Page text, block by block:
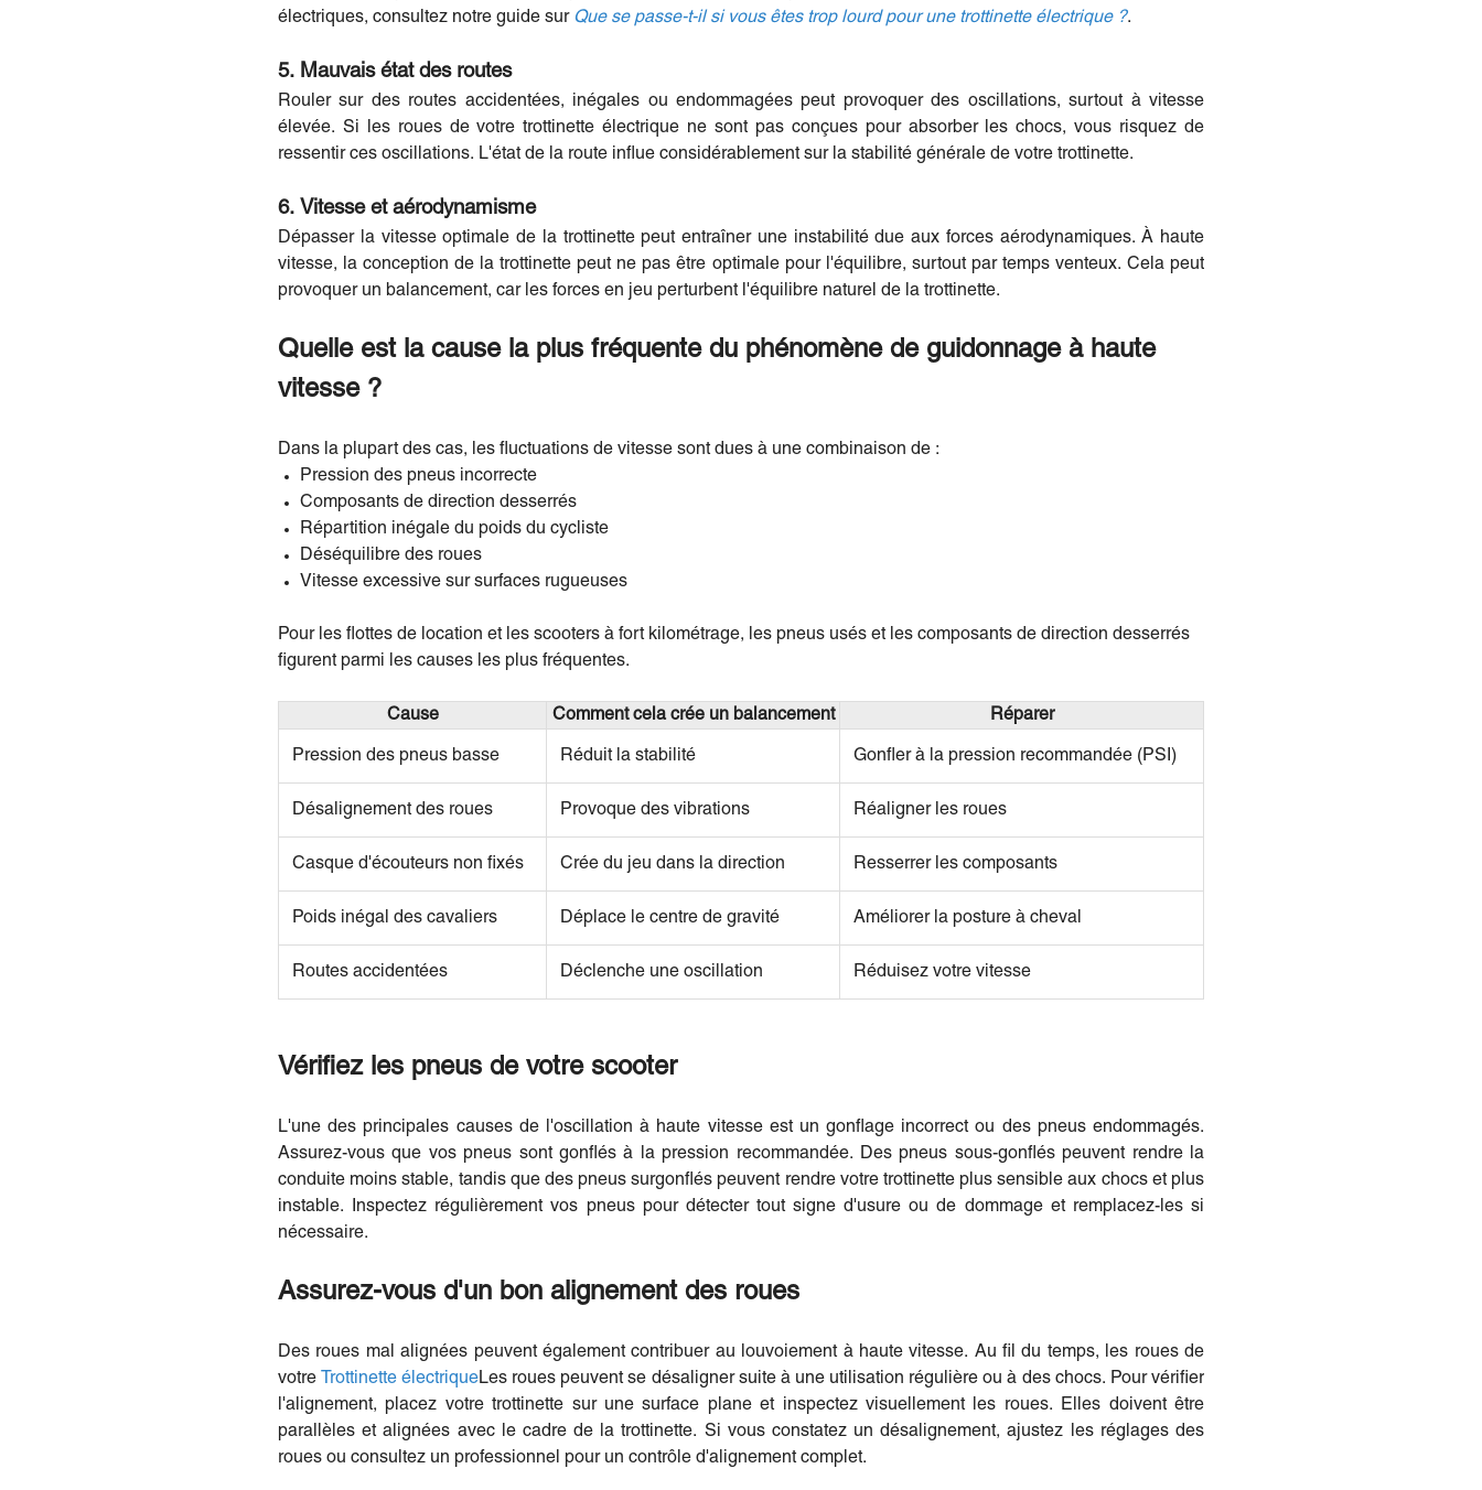
électriques, consultez notre guide sur Que se passe-t-il si vous êtes trop lourd pour une trottinette électrique ?.
5. Mauvais état des routes
Rouler sur des routes accidentées, inégales ou endommagées peut provoquer des oscillations, surtout à vitesse
élevée. Si les roues de votre trottinette électrique ne sont pas conçues pour absorber les chocs, vous risquez de
ressentir ces oscillations. L'état de la route influe considérablement sur la stabilité générale de votre trottinette.
6. Vitesse et aérodynamisme
Dépasser la vitesse optimale de la trottinette peut entraîner une instabilité due aux forces aérodynamiques. À haute
vitesse, la conception de la trottinette peut ne pas être optimale pour l'équilibre, surtout par temps venteux. Cela peut
provoquer un balancement, car les forces en jeu perturbent l'équilibre naturel de la trottinette.
Quelle est la cause la plus fréquente du phénomène de guidonnage à haute
vitesse ?
Dans la plupart des cas, les fluctuations de vitesse sont dues à une combinaison de :
Pression des pneus incorrecte
Composants de direction desserrés
Répartition inégale du poids du cycliste
Déséquilibre des roues
Vitesse excessive sur surfaces rugueuses
Pour les flottes de location et les scooters à fort kilométrage, les pneus usés et les composants de direction desserrés
figurent parmi les causes les plus fréquentes.
Cause Comment cela crée un balancement Réparer
Pression des pneus basse Réduit la stabilité Gonfler à la pression recommandée (PSI)
Désalignement des roues Provoque des vibrations Réaligner les roues
Casque d'écouteurs non fixés Crée du jeu dans la direction Resserrer les composants
Poids inégal des cavaliers Déplace le centre de gravité Améliorer la posture à cheval
Routes accidentées Déclenche une oscillation Réduisez votre vitesse
Vérifiez les pneus de votre scooter
L'une des principales causes de l'oscillation à haute vitesse est un gonflage incorrect ou des pneus endommagés.
Assurez-vous que vos pneus sont gonflés à la pression recommandée. Des pneus sous-gonflés peuvent rendre la
conduite moins stable, tandis que des pneus surgonflés peuvent rendre votre trottinette plus sensible aux chocs et plus
instable. Inspectez régulièrement vos pneus pour détecter tout signe d'usure ou de dommage et remplacez-les si
nécessaire.
Assurez-vous d'un bon alignement des roues
Des roues mal alignées peuvent également contribuer au louvoiement à haute vitesse. Au fil du temps, les roues de
votre
Trottinette électriqueLes roues peuvent se désaligner suite à une utilisation régulière ou à des chocs. Pour vérifier
l'alignement, placez votre trottinette sur une surface plane et inspectez visuellement les roues. Elles doivent être
parallèles et alignées avec le cadre de la trottinette. Si vous constatez un désalignement, ajustez les réglages des
roues ou consultez un professionnel pour un contrôle d'alignement complet.